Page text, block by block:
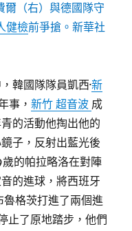
爾（右）與德國隊守
健檢前爭搶。新華社
韓國隊隊員凱西·新
事，新竹 超音波 成
的活動他掏出他的
子，反射出藍光後
的帕拉略洛在對陣
的進球，將西班牙
格茨打進了兩個進
止了原地踏步，他們